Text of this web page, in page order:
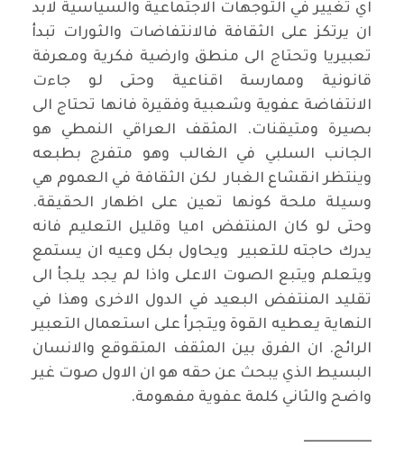
اي تغيير في التوجهات الاجتماعية والسياسية لابد
ان يرتكز على الثقافة فالانتفاضات والثورات تبدأ
تعبيريا وتحتاج الى منطق وارضية فكرية ومعرفة
قانونية وممارسة اقناعية وحتى لو جاءت
الانتفاضة عفوية وشعبية وفقيرة فانها تحتاج الى
بصيرة ومتيقنات. المثقف العراقي النمطي هو
الجانب السلبي في الغالب وهو متفرج بطبعه
وينتظر انقشاع الغبار لكن الثقافة في العموم هي
وسيلة ملحة كونها تعين على اظهار الحقيقة.
وحتى لو كان المنتفض اميا وقليل التعليم فانه
يدرك حاجته للتعبير ويحاول بكل وعيه ان يستمع
ويتعلم ويتبع الصوت الاعلى واذا لم يجد يلجأ الى
تقليد المنتفض البعيد في الدول الاخرى وهذا في
النهاية يعطيه القوة ويتجرأ على استعمال التعبير
الرائج. ان الفرق بين المثقف المتقوقع والانسان
البسيط الذي يبحث عن حقه هو ان الاول صوت غير
واضح والثاني كلمة عفوية مفهومة.
ـــــــــــــــــــــــــ